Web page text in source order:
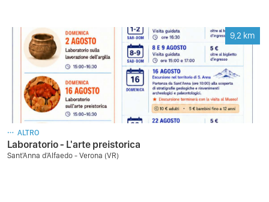
9,2 km
ALTRO
Laboratorio - L'arte preistorica
Sant'Anna d'Alfaedo - Verona (VR)